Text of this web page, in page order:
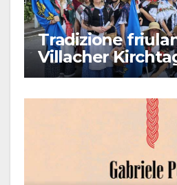
Tradizione
Villacher